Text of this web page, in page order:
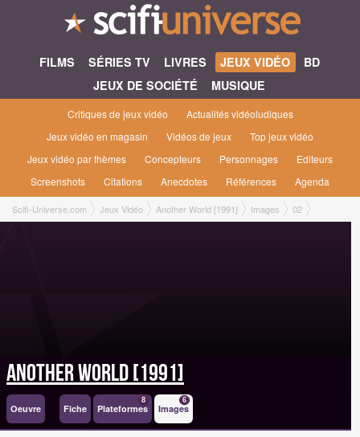
FILMS SÉRIES TV LIVRES JEUX VIDÉO
BD
JEUX DE SOCIÉTÉ
MUSIQUE
Critiques de jeux vidéo
Actualités vidéoludiques
Jeux vidéo en magasin
Vidéos de jeux
Top jeux vidéo
Jeux vidéo par thèmes
Concepteurs Personnages
Editeurs
Screenshots
Citations Anecdotes Références Agenda
Scifi-Universe.com Jeux Vidéo Another World [1991] Images 02
Another World [1991]
Oeuvre Fiche Plateformes
8
Images
6